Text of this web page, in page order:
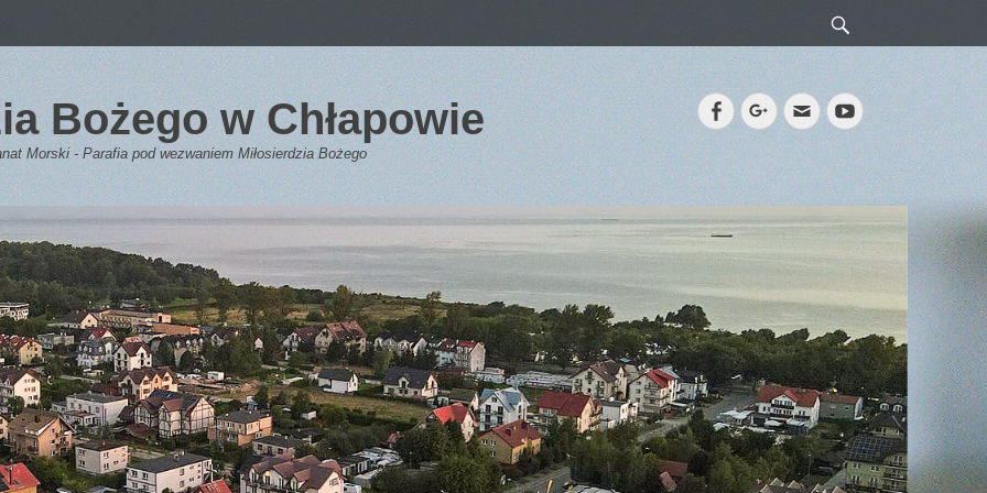
Bożego w Chłapowie
Morski - Parafia pod wezwaniem Miłosierdzia Bożego
FacebookGoogleplus
EmailYouTube